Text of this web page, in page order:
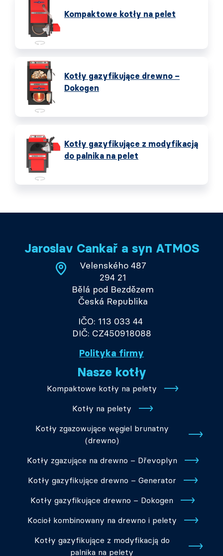
Kompaktowe kotły na pelet
Kotły gazyfikujące drewno –
Dokogen
Kotły gazyfikujące z modyfikacją
do palnika na pelet
Jaroslav Cankař a syn ATMOS
Velenského 487
294 21
Bělá pod Bezdězem
Česká Republika
IČO: 113 033 44
DIČ: CZ450918088
Polityka firmy
Nasze kotły
Kompaktowe kotły na pelety
Kotły na pelety
Kotły zgazowujące węgiel brunatny
(drewno)
Kotły zgazujące na drewno – Dřevoplyn
Kotły gazyfikujące drewno – Generator
Kotły gazyfikujące drewno – Dokogen
Kocioł kombinowany na drewno i pelety
Kotły gazyfikujące z modyfikacją do
palnika na pelety